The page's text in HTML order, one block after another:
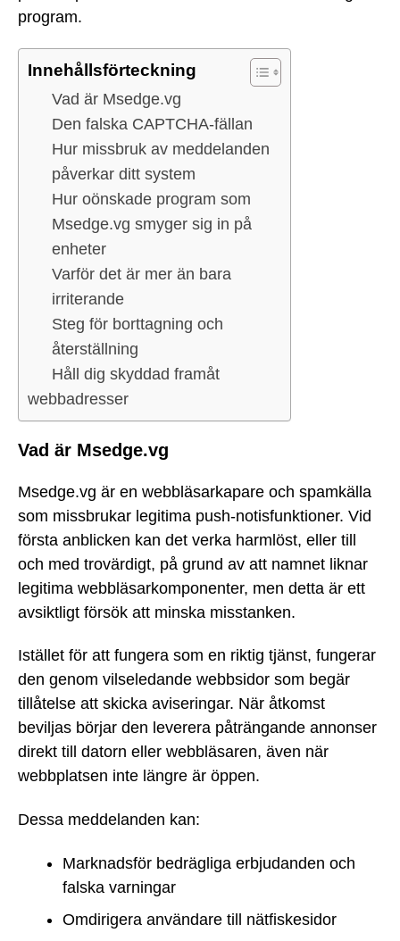
program.
Innehållsförteckning
Vad är Msedge.vg
Den falska CAPTCHA-fällan
Hur missbruk av meddelanden
påverkar ditt system
Hur oönskade program som
Msedge.vg smyger sig in på
enheter
Varför det är mer än bara
irriterande
Steg för borttagning och
återställning
Håll dig skyddad framåt
webbadresser
Vad är Msedge.vg
Msedge.vg är en webbläsarkapare och spamkälla
som missbrukar legitima push-notisfunktioner. Vid
första anblicken kan det verka harmlöst, eller till
och med trovärdigt, på grund av att namnet liknar
legitima webbläsarkomponenter, men detta är ett
avsiktligt försök att minska misstanken.
Istället för att fungera som en riktig tjänst, fungerar
den genom vilseledande webbsidor som begär
tillåtelse att skicka aviseringar. När åtkomst
beviljas börjar den leverera påträngande annonser
direkt till datorn eller webbläsaren, även när
webbplatsen inte längre är öppen.
Dessa meddelanden kan:
Marknadsför bedrägliga erbjudanden och
falska varningar
Omdirigera användare till nätfiskesidor